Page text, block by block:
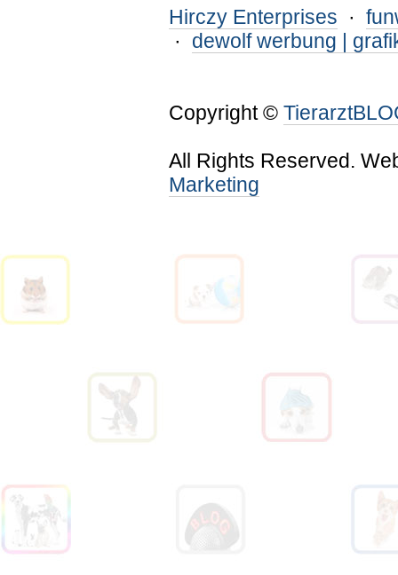
Hirczy Enterprises ·
· dewolf werbung |
Copyright ©
All Rights Reserved.
Marketing